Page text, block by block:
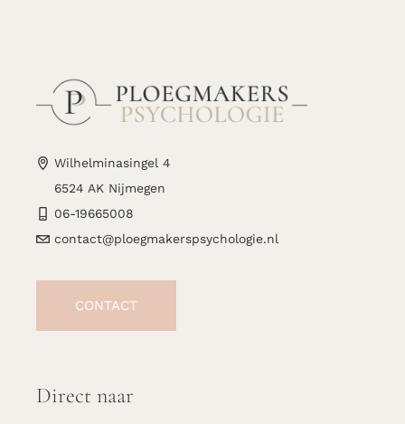
Wilhelminasingel 4
6524 AK Nijmegen
06-19665008
contact@ploegmakerspsychologie.nl
CONTACT
Direct naar